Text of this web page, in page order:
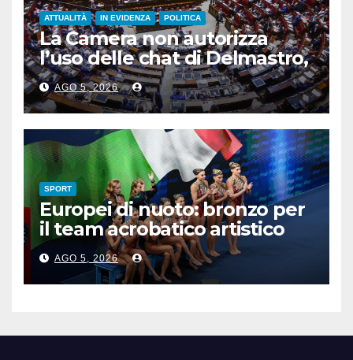
ATTUALITÀ IN EVIDENZA POLITICA
La Camera non autorizza
l’uso delle chat di Delmastro,
voto a scrutinio segreto
AGO 5, 2026
SPORT
Europei di nuoto: bronzo per
il team acrobatico artistico
dell’Italia
AGO 5, 2026